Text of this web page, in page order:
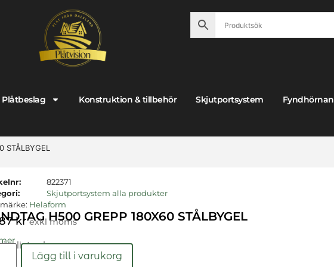
Plåtbeslag Konstruktion & tillbehör Skjutportsystem Fyndhörnan
STÅLBYGEL
822371
Skjutportsystem alla produkter
Helaform
H500 GREPP 180X60 STÅLBYGEL
kr exkl moms
nu!
Lägg till i varukorg